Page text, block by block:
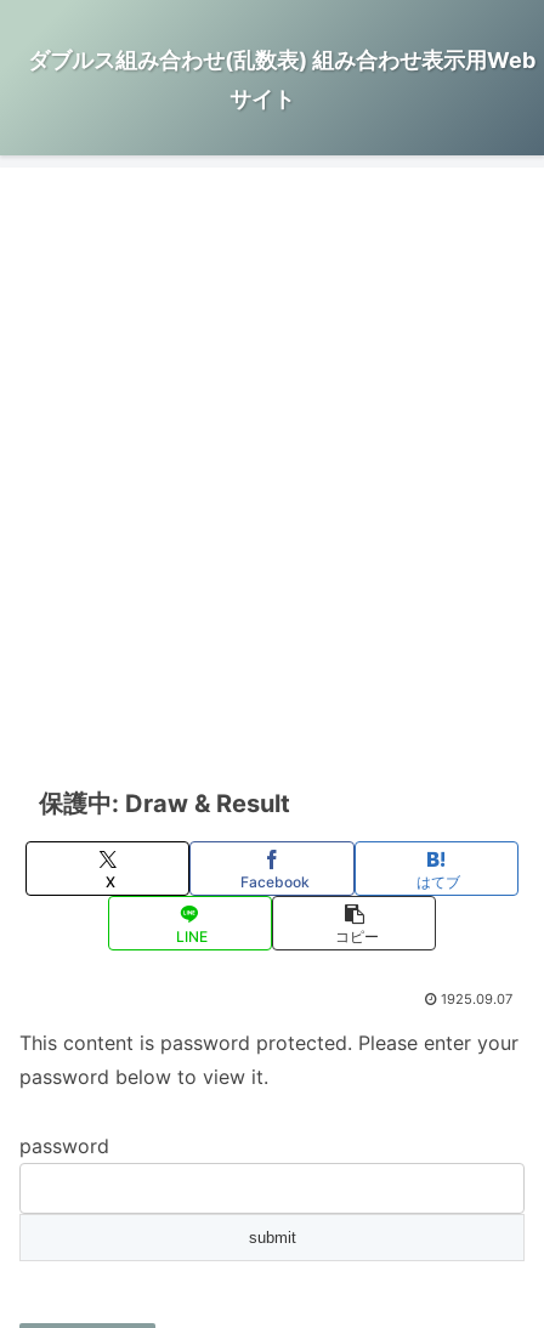
ダブルス組み合わせ(乱数表) 組み合わせ表示用Web
サイト
保護中: Draw & Result
X Facebook はてブ
LINE コピー
1925.09.07
This content is password protected. Please enter your
password below to view it.
password